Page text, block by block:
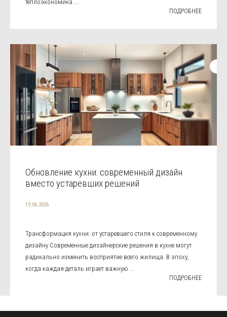
теплоэкономика ...
ПОДРОБНЕЕ
Обновление кухни: современный дизайн
вместо устаревших решений
19.06.2026
Трансформация кухни: от устаревшего стиля к современному
дизайну Современные дизайнерские решения в кухне могут
радикально изменить восприятие всего жилища. В эпоху,
когда каждая деталь играет важную ...
ПОДРОБНЕЕ